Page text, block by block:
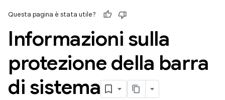
Questa pagina è stata utile?
Informazioni sulla
protezione della barra
di sistema